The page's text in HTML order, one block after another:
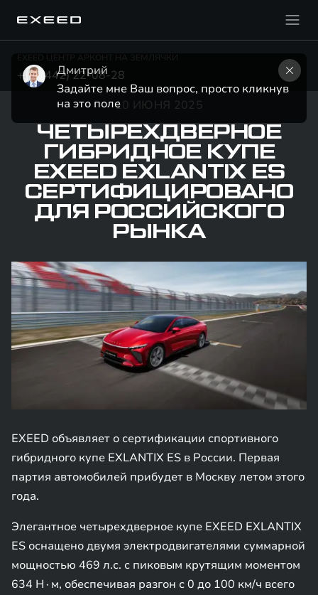
EXEED ЦЕНТР АРКОНТ НА ЗЕМЛЯЧКИ
+7 (8442) 22-08-28
10 ИЮНЯ 2025
ЧЕТЫРЕХДВЕРНОЕ
ГИБРИДНОЕ КУПЕ
EXEED EXLANTIX ES
СЕРТИФИЦИРОВАНО
ДЛЯ РОССИЙСКОГО
РЫНКА
EXEED объявляет о сертификации спортивного
гибридного купе EXLANTIX ES в России. Первая
партия автомобилей прибудет в Москву летом этого
года.
Элегантное четырехдверное купе EXEED EXLANTIX
ES оснащено двумя электродвигателями суммарной
мощностью 469 л.с. с пиковым крутящим моментом
634 Н∙м, обеспечивая разгон с 0 до 100 км/ч всего
Дмитрий
Задайте мне Ваш вопрос, просто кликнув
на это поле